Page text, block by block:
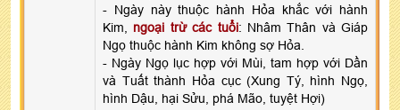
- Ngày này thuộc hành Hỏa khắc với hành
Kim, ngoại trừ các tuổi: Nhâm Thân và Giáp
Ngọ thuộc hành Kim không sợ Hỏa.
- Ngày Ngọ lục hợp với Mùi, tam hợp với Dần
và Tuất thành Hỏa cục (Xung Tý, hình Ngọ,
hình Dậu, hại Sửu, phá Mão, tuyệt Hợi)